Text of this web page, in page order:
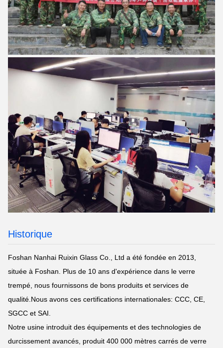
Historique
Foshan Nanhai Ruixin Glass Co., Ltd a été fondée en 2013,
située à Foshan. Plus de 10 ans d'expérience dans le verre
trempé, nous fournissons de bons produits et services de
qualité.Nous avons ces certifications internationales: CCC, CE,
SGCC et SAI.
Notre usine introduit des équipements et des technologies de
durcissement avancés, produit 400 000 mètres carrés de verre